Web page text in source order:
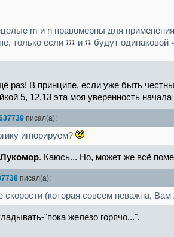
m и n правомерны для применения
только если
и будут одинаковой
раз! В принципе, если уже быть
5, 12,13 эта моя уверенность
писал(а):
игнорируем?
Лукомор. Каюсь... Но, может же всё
писал(а):
скорости (которая совсем неважна,
"пока железо горячо...".